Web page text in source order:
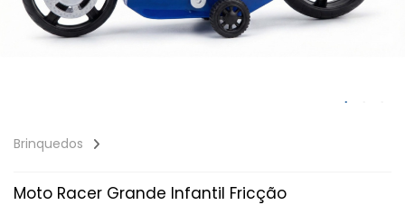
Brinquedos
Moto Racer Grande Infantil Fricção